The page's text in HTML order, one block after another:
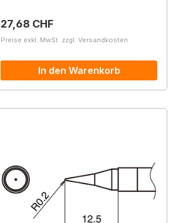
Regulärer Preis:
27,68 CHF
Preise exkl. MwSt. zzgl. Versandkosten
In den Warenkorb